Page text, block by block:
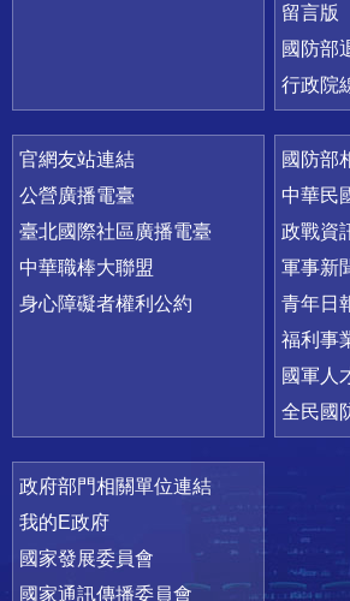
留言版
國防部
行政院
官網友站連結
公營廣播電臺
臺北國際社區廣播電臺
中華職棒大聯盟
身心障礙者權利公約
國防部
中華民
政戰資
軍事新
青年日
福利事
國軍人
全民國
政府部門相關單位連結
我的E政府
國家發展委員會
國家通訊傳播委員會